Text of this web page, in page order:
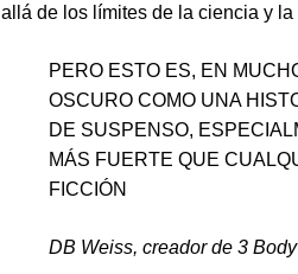
allá de los límites de la ciencia y
PERO ESTO ES, EN
OSCURO COMO UNA
DE SUSPENSO,
MÁS FUERTE QUE
FICCIÓN
DB Weiss, creador de 3